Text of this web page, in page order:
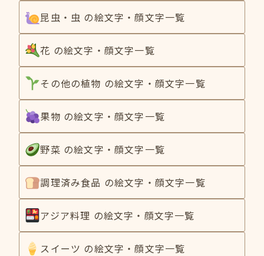
昆虫・虫 の絵文字・顔文字一覧
花 の絵文字・顔文字一覧
その他の植物 の絵文字・顔文字一覧
果物 の絵文字・顔文字一覧
野菜 の絵文字・顔文字一覧
調理済み食品 の絵文字・顔文字一覧
アジア料理 の絵文字・顔文字一覧
スイーツ の絵文字・顔文字一覧